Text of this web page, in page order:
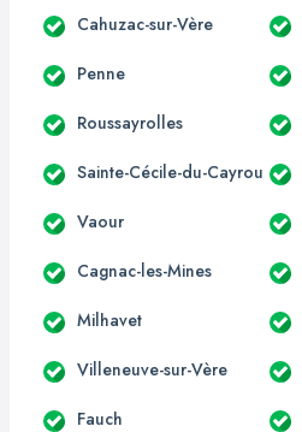
Cahuzac-sur-Vère
Penne
Roussayrolles
Sainte-Cécile-du-Cayrou
Vaour
Cagnac-les-Mines
Milhavet
Villeneuve-sur-Vère
Fauch